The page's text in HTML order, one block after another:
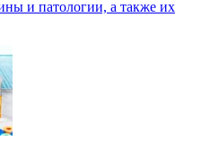
и патологии, а также их